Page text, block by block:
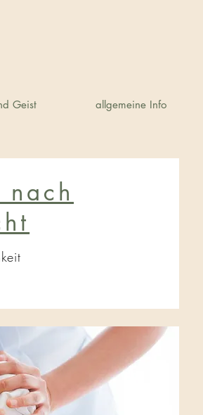
Geist allgemeine Info